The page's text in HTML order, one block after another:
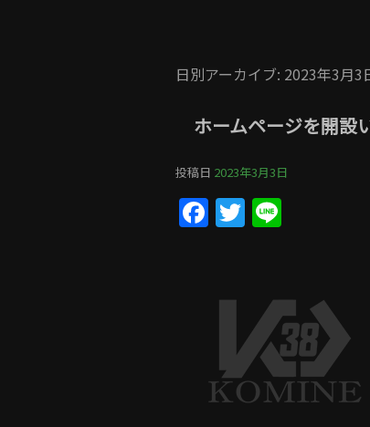
日別アーカイブ: 2023年3月3
ホームページを開設
投稿日 2023年3月3日
Facebook
Twitter